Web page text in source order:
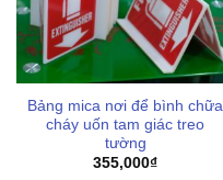
Bảng mica nơi để bình chữa
cháy uốn tam giác treo
tường
355,000₫